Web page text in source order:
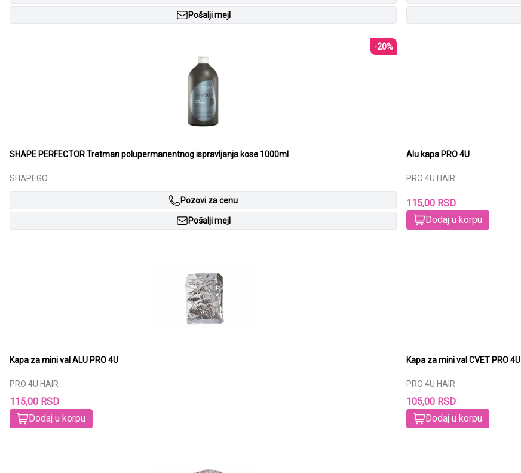
Pošalji mejl
-20%
SHAPE PERFECTOR Tretman polupermanentnog ispravljanja kose 1000ml
SHAPEGO
Pozovi za cenu
Pošalji mejl
Alu kapa PRO 4U
PRO 4U HAIR
115,00 RSD
Dodaj u korpu
Kapa za mini val ALU PRO 4U
PRO 4U HAIR
115,00 RSD
Dodaj u korpu
Kapa za mini val CVET PRO 4U
PRO 4U HAIR
105,00 RSD
Dodaj u korpu